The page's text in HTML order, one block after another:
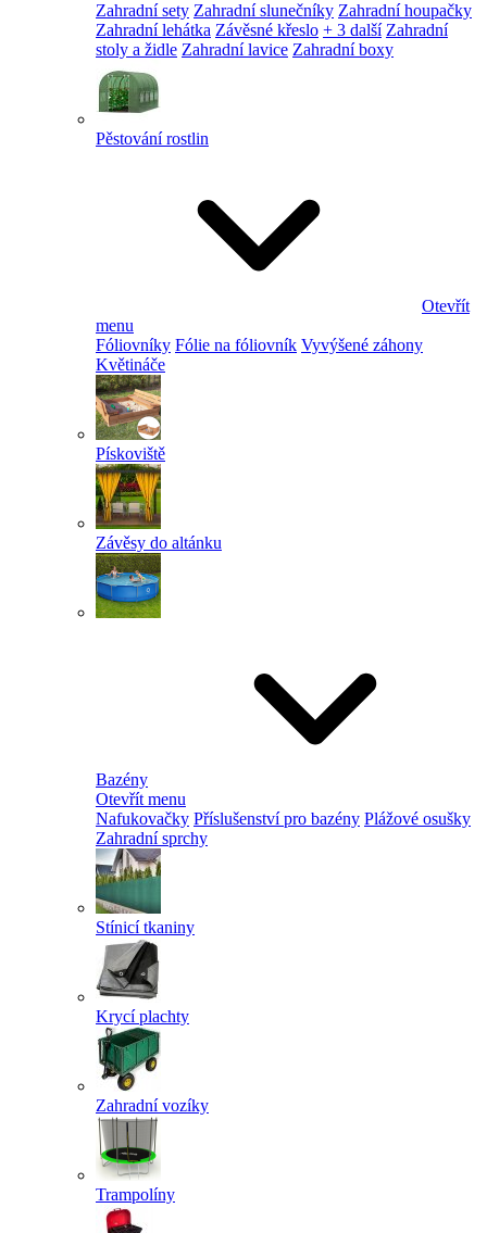
Zahradní sety Zahradní slunečníky Zahradní houpačky
Zahradní lehátka Závěsné křeslo + 3 další Zahradní
stoly a židle Zahradní lavice Zahradní boxy
Pěstování rostlin
Otevřít
menu
Fóliovníky Fólie na fóliovník Vyvýšené záhony
Květináče
Pískoviště
Závěsy do altánku
Bazény
Otevřít menu
Nafukovačky Příslušenství pro bazény Plážové osušky
Zahradní sprchy
Stínicí tkaniny
Krycí plachty
Zahradní vozíky
Trampolíny